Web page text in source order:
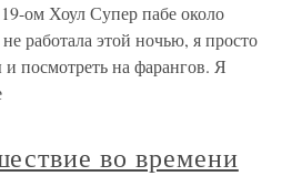
ом Хоул Супер пабе около
работала этой ночью, я просто
посмотреть на фарангов. Я
во времени